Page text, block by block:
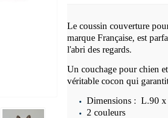
Le coussin couverture
marque Française, est
l'abri des regards.
Un couchage pour chien
véritable cocon qui
Dimensions : L.90 x
2 couleurs